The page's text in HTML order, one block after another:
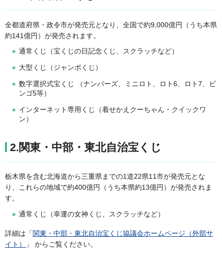
全都道府県・政令市が発売元となり、全国で約9,000億円（うち本県
約141億円）が発売されます。
通常くじ（宝くじの日記念くじ、スクラッチなど）
大型くじ（ジャンボくじ）
数字選択式宝くじ （ナンバーズ、ミニロト、ロト6、ロト7、ビ
ンゴ5等）
インターネット専用くじ（着せかえクーちゃん・クイックワ
ン）
2.関東・中部・東北自治宝くじ
栃木県を含む北海道から三重県までの1道22県11市が発売元とな
り、これらの地域で約400億円（うち本県約13億円）が発売されま
す。
通常くじ（幸運の女神くじ、スクラッチなど）
詳細は「関東・中部・東北自治宝くじ協議会ホームページ（外部サ
イト）
」 からご覧ください。